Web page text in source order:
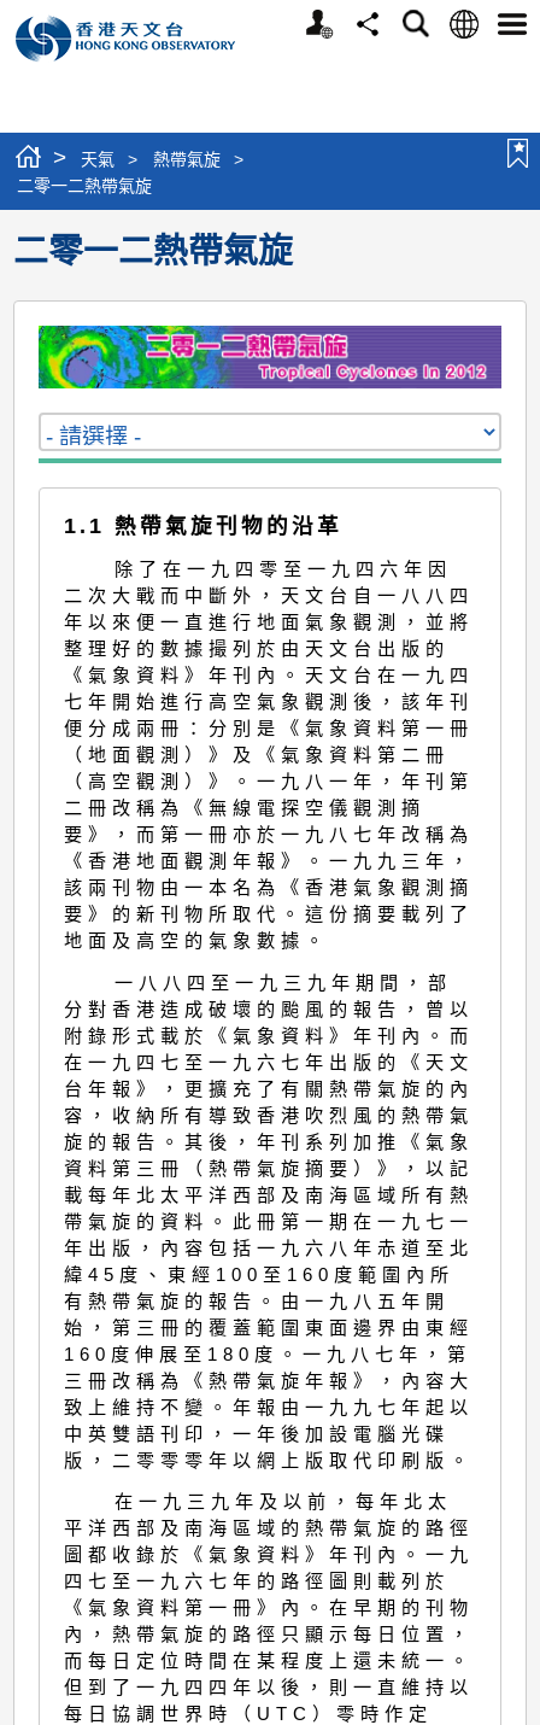
個
分
搜
語
選
> 天氣 > 熱帶氣旋
>
二零一二熱帶氣旋
二零一二熱帶氣旋
1.1 熱帶氣旋刊物的沿革
除了在一九四零至一九四六年因
二次大戰而中斷外，天文台自一八八四
年以來便一直進行地面氣象觀測，並將
整理好的數據撮列於由天文台出版的
《氣象資料》年刊內。天文台在一九四
七年開始進行高空氣象觀測後，該年刊
便分成兩冊：分別是《氣象資料第一冊
（地面觀測）》及《氣象資料第二冊
（高空觀測）》。一九八一年，年刊第
二冊改稱為《無線電探空儀觀測摘
要》，而第一冊亦於一九八七年改稱為
《香港地面觀測年報》。一九九三年，
該兩刊物由一本名為《香港氣象觀測摘
要》的新刊物所取代。這份摘要載列了
地面及高空的氣象數據。
一八八四至一九三九年期間，部
分對香港造成破壞的颱風的報告，曾以
附錄形式載於《氣象資料》年刊內。而
在一九四七至一九六七年出版的《天文
台年報》，更擴充了有關熱帶氣旋的內
容，收納所有導致香港吹烈風的熱帶氣
旋的報告。其後，年刊系列加推《氣象
資料第三冊（熱帶氣旋摘要）》，以記
載每年北太平洋西部及南海區域所有熱
帶氣旋的資料。此冊第一期在一九七一
年出版，內容包括一九六八年赤道至北
緯45度、東經100至160度範圍內所
有熱帶氣旋的報告。由一九八五年開
始，第三冊的覆蓋範圍東面邊界由東經
160度伸展至180度。一九八七年，第
三冊改稱為《熱帶氣旋年報》，內容大
致上維持不變。年報由一九九七年起以
中英雙語刊印，一年後加設電腦光碟
版，二零零零年以網上版取代印刷版。
在一九三九年及以前，每年北太
平洋西部及南海區域的熱帶氣旋的路徑
圖都收錄於《氣象資料》年刊內。一九
四七至一九六七年的路徑圖則載列於
《氣象資料第一冊》內。在早期的刊物
內，熱帶氣旋的路徑只顯示每日位置，
而每日定位時間在某程度上還未統一。
但到了一九四四年以後，則一直維持以
每日協調世界時（UTC）零時作定